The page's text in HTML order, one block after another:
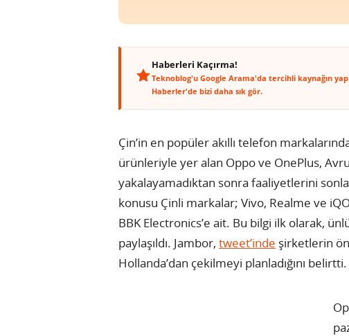
Haberleri Kaçırma!
Teknoblog'u Google Arama'da tercihli kaynağın
Haberler'de bizi daha sık gör.
Çin’in en popüler akıllı telefon
ürünleriyle yer alan Oppo ve OnePlus,
yakalayamadıktan sonra faaliyetlerini
konusu Çinli markalar; Vivo, Realme ve
BBK Electronics’e ait. Bu bilgi ilk olarak,
paylaşıldı. Jambor, tweet’inde şirketlerin
Hollanda’dan çekilmeyi planladığını belirtti.